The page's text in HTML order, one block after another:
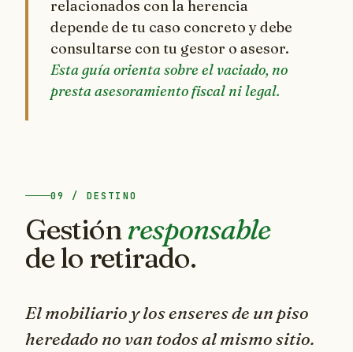
relacionados con la herencia
depende de tu caso concreto y debe
consultarse con tu gestor o asesor.
Esta guía orienta sobre el vaciado, no
presta asesoramiento fiscal ni legal.
09 / DESTINO
Gestión responsable
de lo retirado.
El mobiliario y los enseres de un piso
heredado no van todos al mismo sitio.